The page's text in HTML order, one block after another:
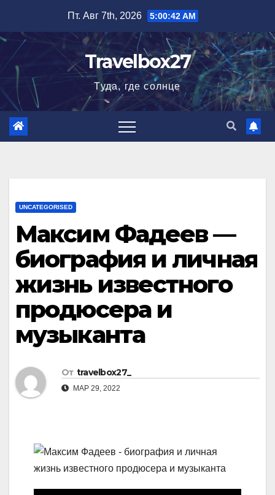
содержимому
Пт. Авг 7th, 2026 5:00:42 AM
Travelbox27
Туда, где солнце
UNCATEGORISED
Максим Фадеев —
биография и личная
жизнь известного
продюсера и
музыканта
От travelbox27_
МАР 29, 2022